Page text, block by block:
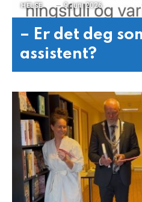
HELSE 9. juni 2026
– Er det deg
assistent?